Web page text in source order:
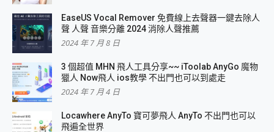
EaseUS Vocal Remover 免費線上去聲器一鍵去除人
聲 人聲 音樂分離 2024 消除人聲推薦
2024 年 7 月 8 日
3 個超值 MHN 飛人工具分享~~ iToolab AnyGo 魔物
獵人 Now飛人 ios教學 不出門也可以到處走
2024 年 7 月 4 日
Locawhere AnyTo 寶可夢飛人 AnyTo 不出門也可以
飛遍全世界